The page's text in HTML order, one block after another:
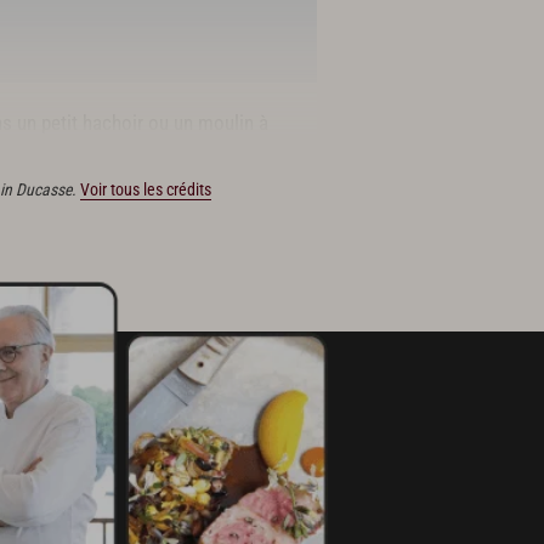
Ducasse. Voir tous les crédits